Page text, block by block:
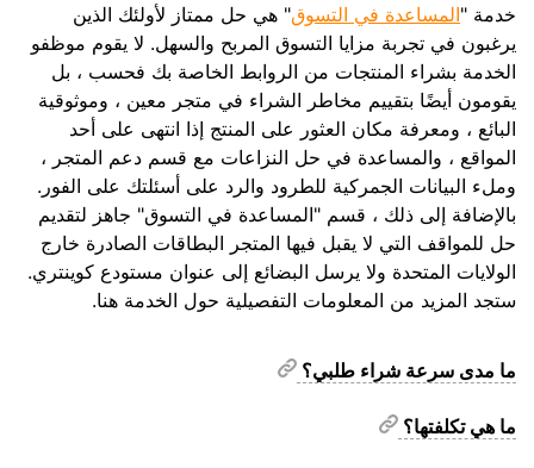
خدمة "المساعدة في التسوق" هي حل ممتاز لأولئك الذين
يرغبون في تجربة مزايا التسوق المربح والسهل. لا يقوم موظفو
الخدمة بشراء المنتجات من الروابط الخاصة بك فحسب ، بل
يقومون أيضًا بتقييم مخاطر الشراء في متجر معين ، وموثوقية
البائع ، ومعرفة مكان العثور على المنتج إذا انتهى على أحد
المواقع ، والمساعدة في حل النزاعات مع قسم دعم المتجر ،
وملء البيانات الجمركية للطرود والرد على أسئلتك على الفور.
بالإضافة إلى ذلك ، قسم "المساعدة في التسوق" جاهز لتقديم
حل للمواقف التي لا يقبل فيها المتجر البطاقات الصادرة خارج
الولايات المتحدة ولا يرسل البضائع إلى عنوان مستودع كوينتري.
ستجد المزيد من المعلومات التفصيلية حول الخدمة هنا.
ما مدى سرعة شراء طلبي؟
ما هي تكلفتها؟